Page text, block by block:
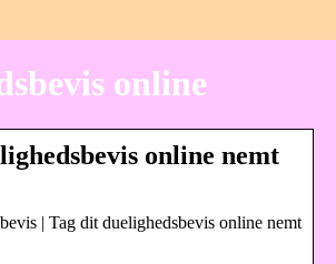
online
online nemt
| Tag dit duelighedsbevis online nemt